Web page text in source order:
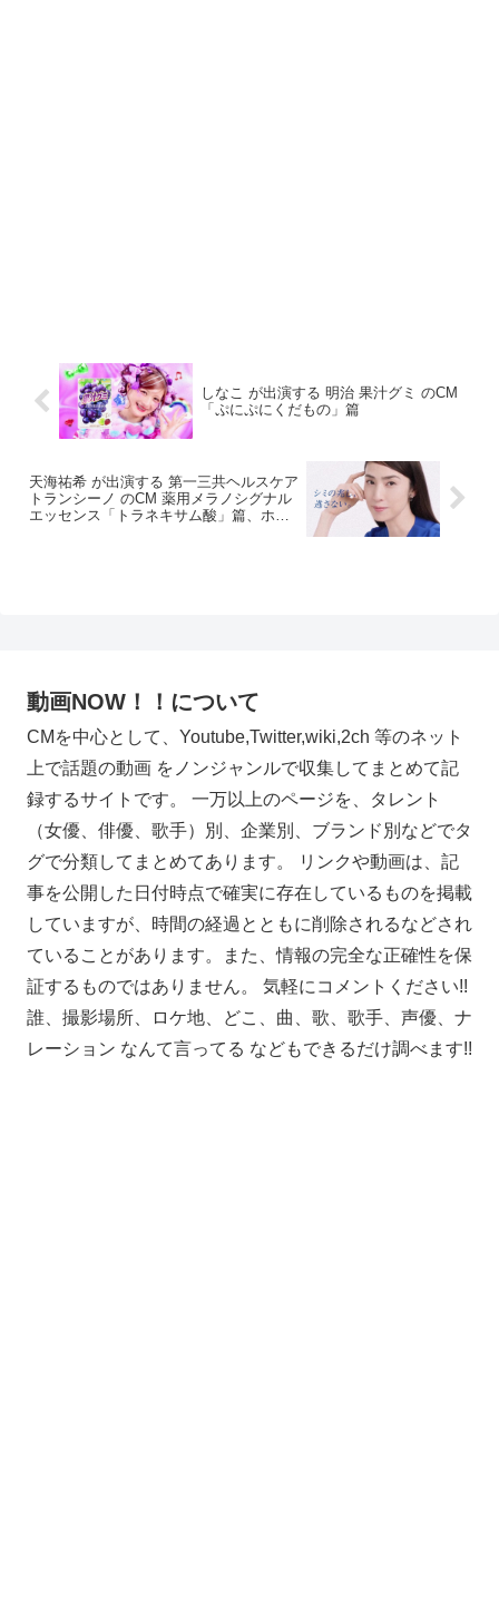
しなこ が出演する 明治 果汁グミ のCM
「ぷにぷにくだもの」篇
天海祐希 が出演する 第一三共ヘルスケア
トランシーノ のCM 薬用メラノシグナル
エッセンス「トラネキサム酸」篇、ホワ
動画NOW！！について
CMを中心として、Youtube,Twitter,wiki,2ch 等のネット
上で話題の動画 をノンジャンルで収集してまとめて記
録するサイトです。 一万以上のページを、タレント
（女優、俳優、歌手）別、企業別、ブランド別などでタ
グで分類してまとめてあります。 リンクや動画は、記
事を公開した日付時点で確実に存在しているものを掲載
していますが、時間の経過とともに削除されるなどされ
ていることがあります。また、情報の完全な正確性を保
証するものではありません。 気軽にコメントください!!
誰、撮影場所、ロケ地、どこ、曲、歌、歌手、声優、ナ
レーション なんて言ってる などもできるだけ調べます!!